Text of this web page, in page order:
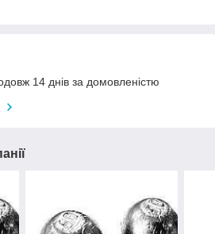
14 днів за домовленістю